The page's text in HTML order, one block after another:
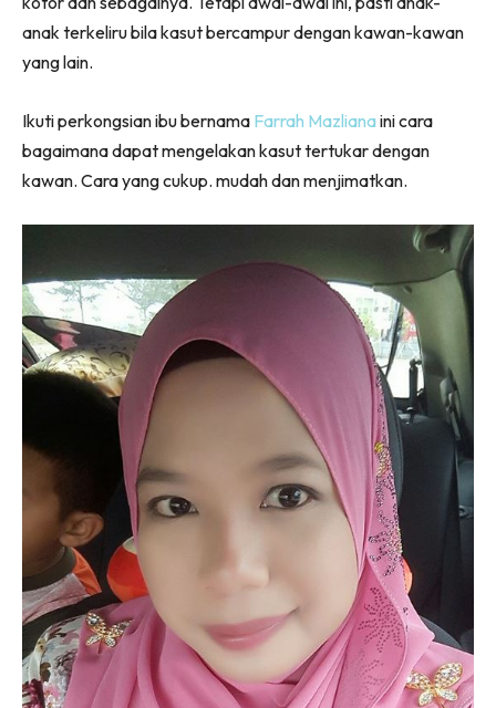
anak terkeliru bila kasut bercampur dengan kawan-kawan
yang lain.
Ikuti perkongsian ibu bernama Farrah Mazlianaini cara
bagaimana dapat mengelakan kasut tertukar dengan
kawan. Cara yang cukup. mudah dan menjimatkan.